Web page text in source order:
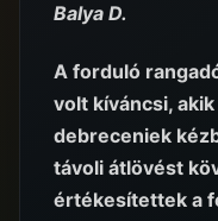
Balya D.
A forduló
volt kíváncsi,
debreceniek
távoli átlövést
értékesítettek a